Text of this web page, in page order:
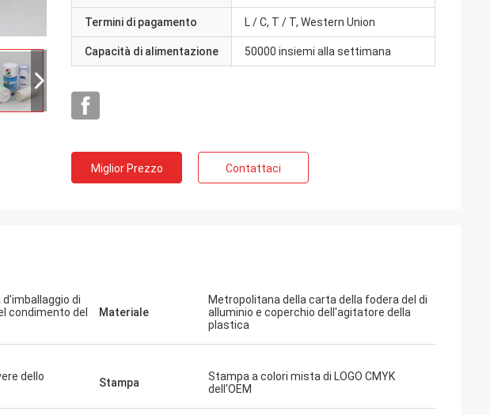
Termini di pagamento L / C, T / T, Western Union
Capacità di alimentazione 50000 insiemi alla settimana
Miglior Prezzo Contattaci
di
condimento del
Materiale
Metropolitana della carta della fodera del di
alluminio e coperchio dell'agitatore della
plastica
dello
Stampa
Stampa a colori mista di LOGO CMYK
dell'OEM